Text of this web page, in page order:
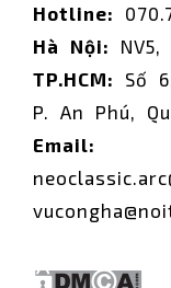
Hotline:
Hà Nội:
TP.HCM: Số
P. An Phú,
Email: